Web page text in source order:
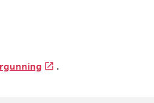
open_in_new Opens external
.